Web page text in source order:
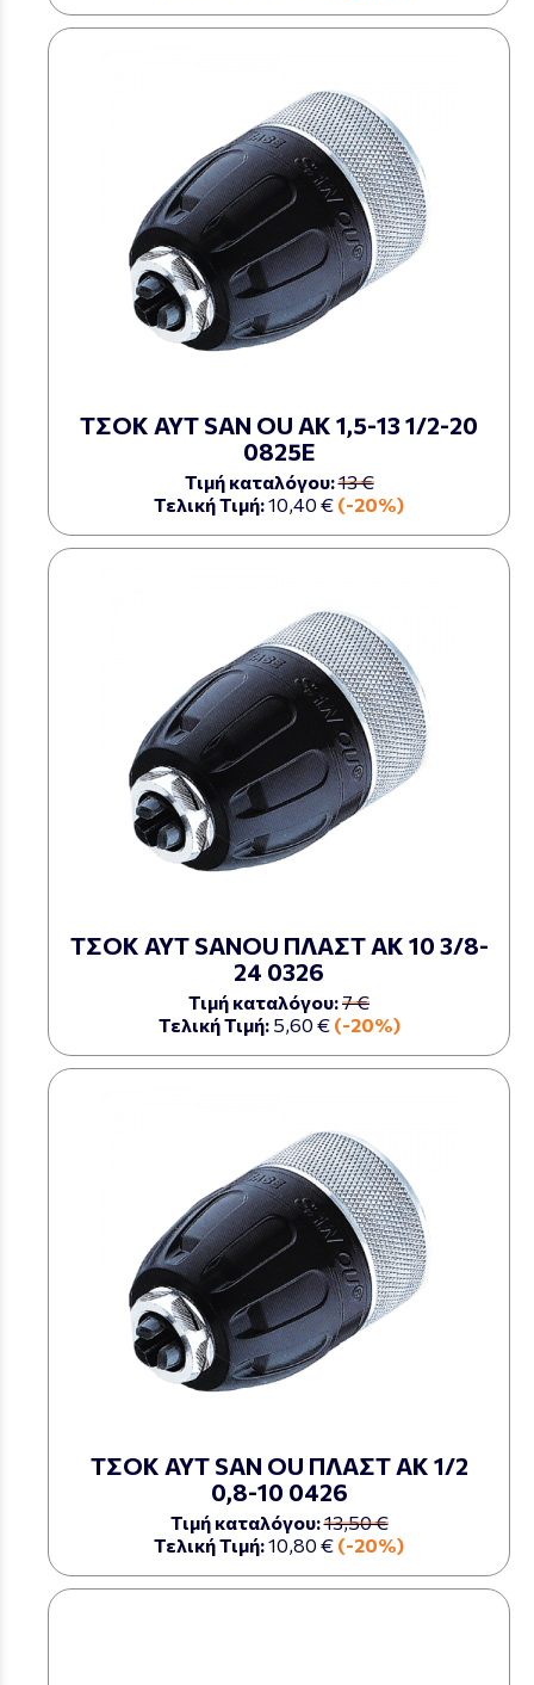
ΤΣΟΚ ΑΥΤ SAN OU ΑΚ 1,5-13 1/2-20
0825Ε
Τιμή καταλόγου:13 €
Τελική Τιμή:10,40 € (-20%)
ΤΣΟΚ ΑΥΤ SANOU ΠΛΑΣΤ ΑΚ 10 3/8-
24 0326
Τιμή καταλόγου:7 €
Τελική Τιμή: 5,60 € (-20%)
ΤΣΟΚ ΑΥΤ SAN OU ΠΛΑΣΤ ΑΚ 1/2
0,8-10 0426
Τιμή καταλόγου:13,50 €
Τελική Τιμή:10,80 € (-20%)